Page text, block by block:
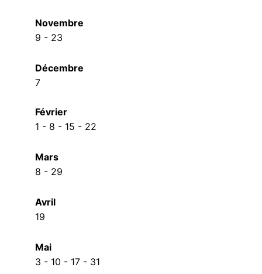
Novembre
9 - 23
Décembre
7
Février
1 - 8 - 15 - 22
Mars
8 - 29
Avril
19
Mai
3 - 10 - 17 - 31